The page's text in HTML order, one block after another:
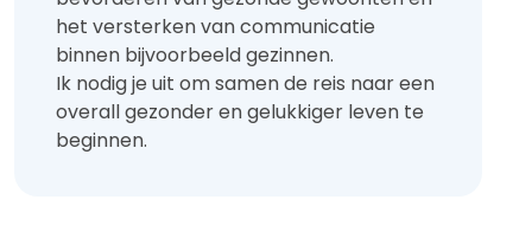
het versterken van communicatie
binnen bijvoorbeeld gezinnen.
Ik nodig je uit om samen de reis naar een
overall gezonder en gelukkiger leven te
beginnen.